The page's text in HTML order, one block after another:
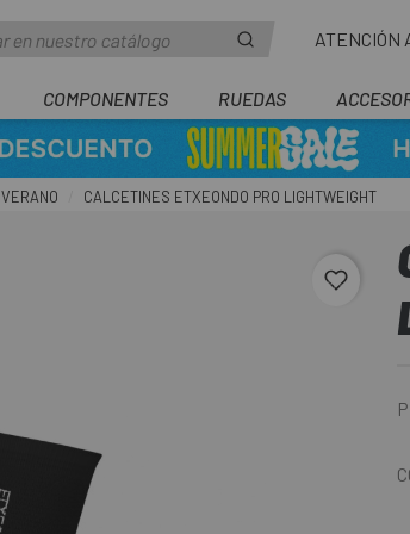
ATENCIÓN
COMPONENTES RUEDAS
VERANO CALCETINES ETXEONDO PRO LIGHTWEIGHT